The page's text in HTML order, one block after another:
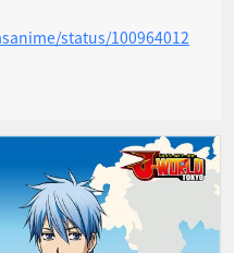
status/100964012